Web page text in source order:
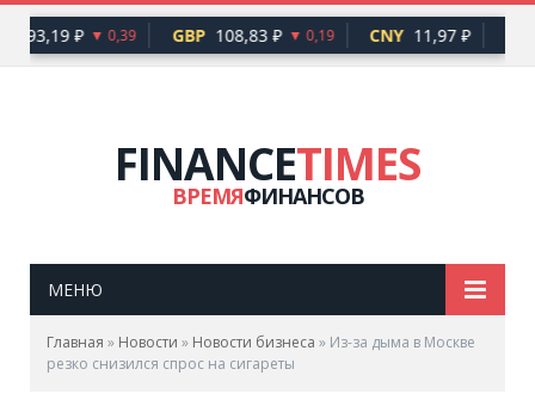
93,19 ₽ ▼ 0,39 GBP 108,83 ₽ ▼ 0,19 CNY 11,97 ₽
FINANCETIMES
ВРЕМЯФИНАНСОВ
МЕНЮ
Главная » Новости » Новости бизнеса » Из-за дыма в Москве
резко снизился спрос на сигареты